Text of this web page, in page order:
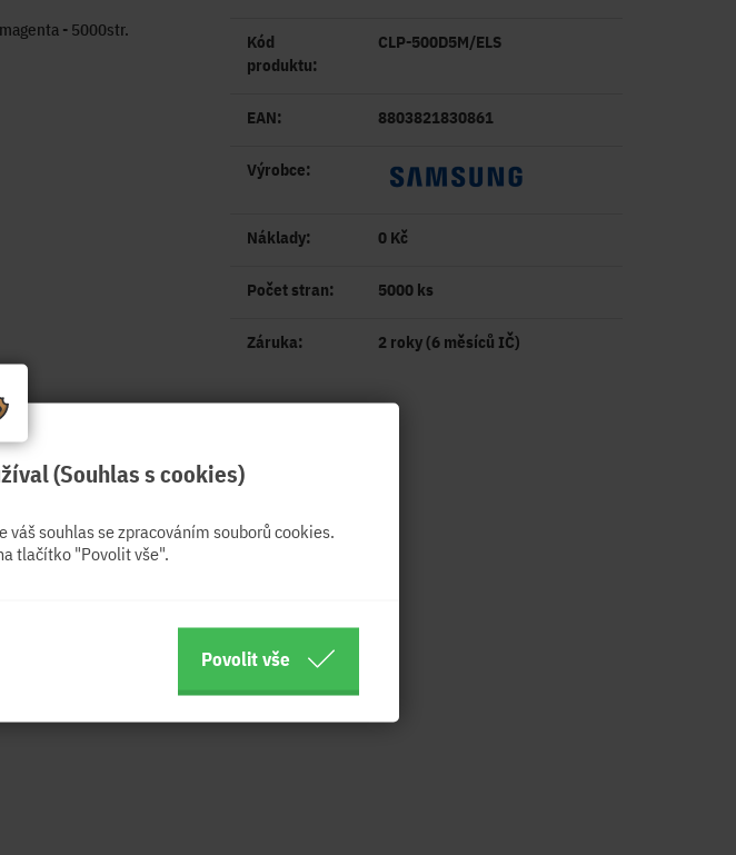
- 5000str.
Kód
produktu:
CLP-500D5M/ELS
EAN: 8803821830861
Výrobce:
Náklady: 0 Kč
Počet stran: 5000 ks
Záruka: 2 roky (6 měsíců IČ)
(Souhlas s cookies)
souhlas se zpracováním souborů cookies.
tlačítko "Povolit vše".
Povolit vše